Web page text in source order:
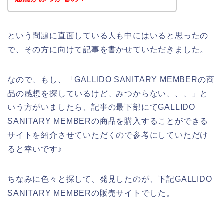
という問題に直面している人も中にはいると思ったの
で、その方に向けて記事を書かせていただきました。
なので、もし、「GALLIDO SANITARY MEMBERの商
品の感想を探しているけど、みつからない、、、」と
いう方がいましたら、記事の最下部にてGALLIDO
SANITARY MEMBERの商品を購入することができる
サイトを紹介させていただくので参考にしていただけ
ると幸いです♪
ちなみに色々と探して、発見したのが、下記GALLIDO
SANITARY MEMBERの販売サイトでした。